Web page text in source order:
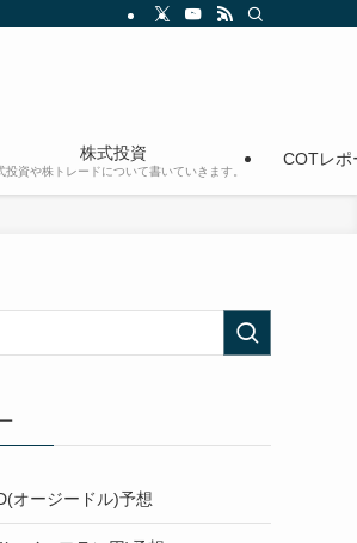
株式投資
投資や株トレードについて書いていきます。
COTレポ
オージードル)予想